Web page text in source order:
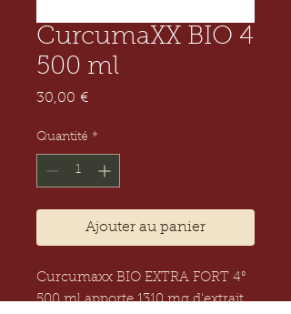
CurcumaXX BIO 4
500 ml
30,00 €Prix
Quantité *
Ajouter au panier
Curcumaxx BIO EXTRA FORT 4°
500 ml apporte 1310 mg d'extrait